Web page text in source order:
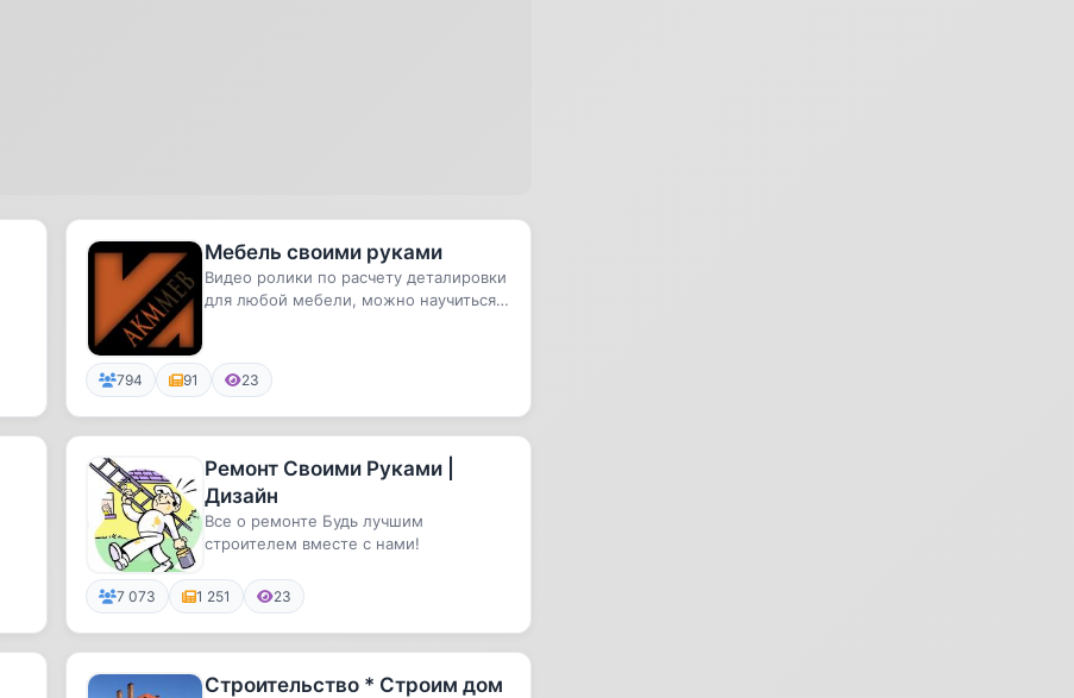
Мебель своими руками
Видео ролики по расчету деталировки
для любой мебели, можно научиться
794 91 23
Ремонт Своими Руками |
Дизайн
Все о ремонте Будь лучшим
строителем вместе с нами!
7 073 1 251 23
Строительство * Строим дом